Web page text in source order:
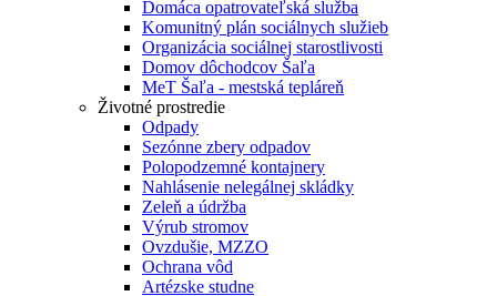
Domáca opatrovateľská služba
Komunitný plán sociálnych služieb
Organizácia sociálnej starostlivosti
Domov dôchodcov Šaľa
MeT Šaľa - mestská tepláreň
Životné prostredie
Odpady
Sezónne zbery odpadov
Polopodzemné kontajnery
Nahlásenie nelegálnej skládky
Zeleň a údržba
Výrub stromov
Ovzdušie, MZZO
Ochrana vôd
Artézske studne